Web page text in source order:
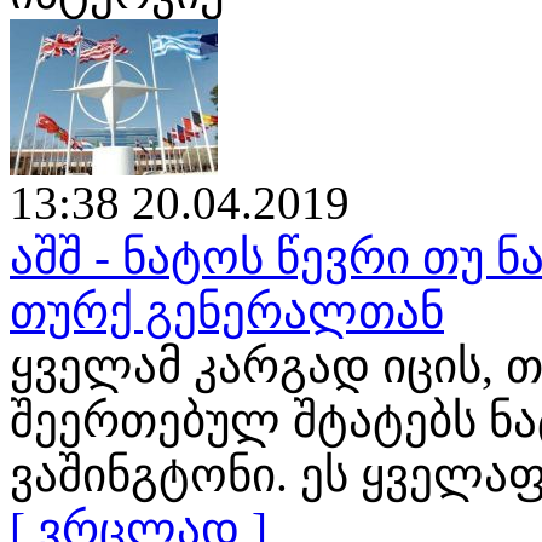
13:38 20.04.2019
აშშ - ნატოს წევრი თუ
თურქ გენერალთან
ყველამ კარგად იცის,
შეერთებულ შტატებს
ვაშინგტონი. ეს
[ ვრცლად ]